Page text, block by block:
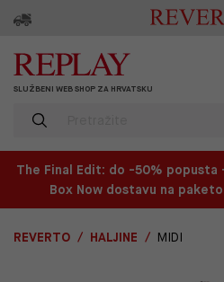
SLUŽBENI WEB SHOP ZA HRVATSKU
The Final Edit: do -50% popusta
Box Now dostavu na
REVERTO HALJINE MIDI